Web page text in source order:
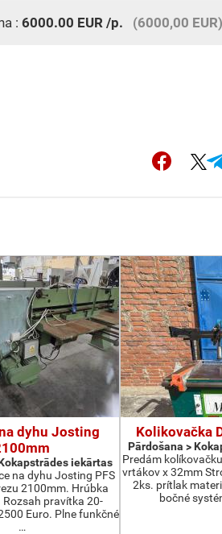
: 6000.00 EUR /p. (6000,00 EUR)
dyhu Josting
iekārtas
na dyhu Josting PFS
2100mm. Hrúbka
Rozsah pravítka 20-
Euro. Plne funkčné
…
Kolikovačka
Pārdošana >
Predám
vrtákov x 32mm
2ks. prítlak
bočné